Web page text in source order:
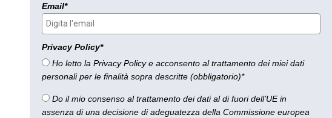
Email*
Privacy Policy*
Ho letto la Privacy Policy e acconsento al trattamento dei miei dati
personali per le finalità sopra descritte (obbligatorio)*
Do il mio consenso al trattamento dei dati al di fuori dell’UE in
assenza di una decisione di adeguatezza della Commissione europea